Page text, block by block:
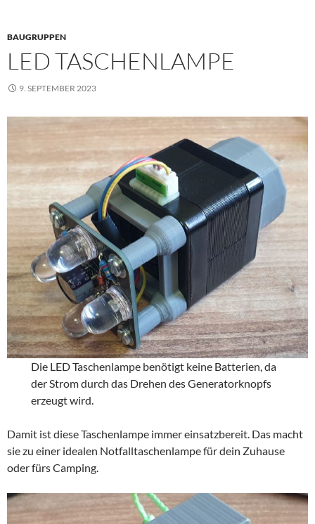
BAUGRUPPEN
LED TASCHENLAMPE
9. SEPTEMBER 2023
Die LED Taschenlampe benötigt keine Batterien, da
der Strom durch das Drehen des Generatorknopfs
erzeugt wird.
Damit ist diese Taschenlampe immer einsatzbereit. Das macht
sie zu einer idealen Notfalltaschenlampe für dein Zuhause
oder fürs Camping.